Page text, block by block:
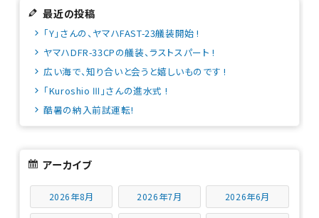
最近の投稿
「Y」さんの、ヤマハFAST-23艤装開始 !
ヤマハDFR-33CPの艤装、ラストスパート !
広い海で、知り合いと会うと嬉しいものです !
「Kuroshio Ⅲ」さんの進水式 !
酷暑の納入前試運転!
アーカイブ
2026年8月 2026年7月 2026年6月